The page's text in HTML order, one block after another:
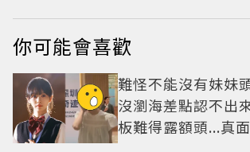
你可能會喜歡
難怪不能沒有妹妹
沒瀏海差點認不出
板難得露額頭...真